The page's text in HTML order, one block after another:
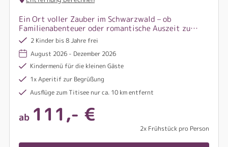
Ein Ort voller Zauber im Schwarzwald – ob
Familienabenteuer oder romantische Auszeit zu
zweit: Hier beginnt eure besondere Zeit inmitten
von Natur, Genuss und unvergesslichen Momenten.
2 Kinder bis 8 Jahre frei
August 2026 - Dezember 2026
Kindermenü für die kleinen Gäste
1x Aperitif zur Begrüßung
Ausflüge zum Titisee nur ca. 10 km entfernt
ab 111,- €
2x Frühstück pro Person